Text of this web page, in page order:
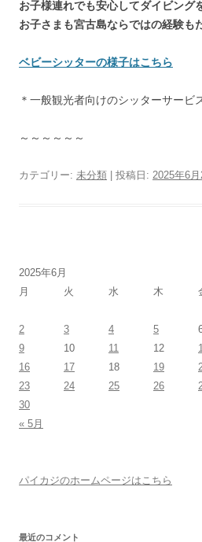
お子様連れでも安心してダイビング
お子さまも宮古島ならではの経験も
ベビーシッターの様子はこちら
＊一般観光者向けのシッターサービ
～～～～～～
カテゴリー: 未分類 | 投稿日: 2025年6月
2025年6月
月
火 水 木
2
3 4 5
9
10 11 12
16
17 18 19
23
24 25 26
30
« 5月
パイカジのホームページはこちら
最近のコメント